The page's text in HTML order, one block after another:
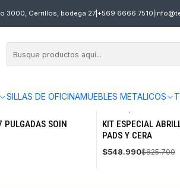
SILLAS DE OFICINAMUEBLES METALICOS
3000, Cerrillos, bodega 27| +569 6666 7510
PULGADAS SOIN
-34%
OFF
KIT ESPECIAL
PADS Y CERA
$548.990$825.700